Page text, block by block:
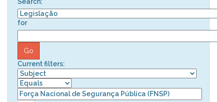
for
Current filters: